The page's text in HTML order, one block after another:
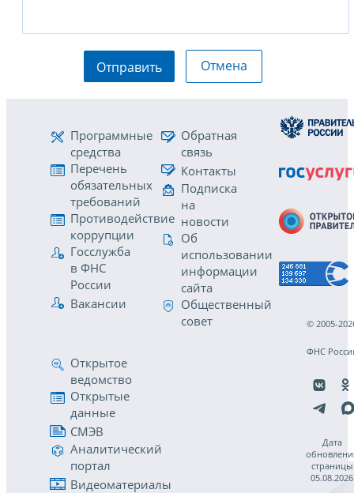
Отправить Отмена
Программные
средства
Перечень
обязательных
требований
Противодействие
коррупции
Госслужба
в ФНС
России
Вакансии
Обратная
связь
Контакты
Подписка
на
новости
Об
использовании
информации
сайта
Общественный
совет
Открытое
ведомство
Открытые
данные
СМЭВ
Аналитический
портал
Видеоматериалы
© 2005-
ФНС
Дата
страницы
05.08.2026